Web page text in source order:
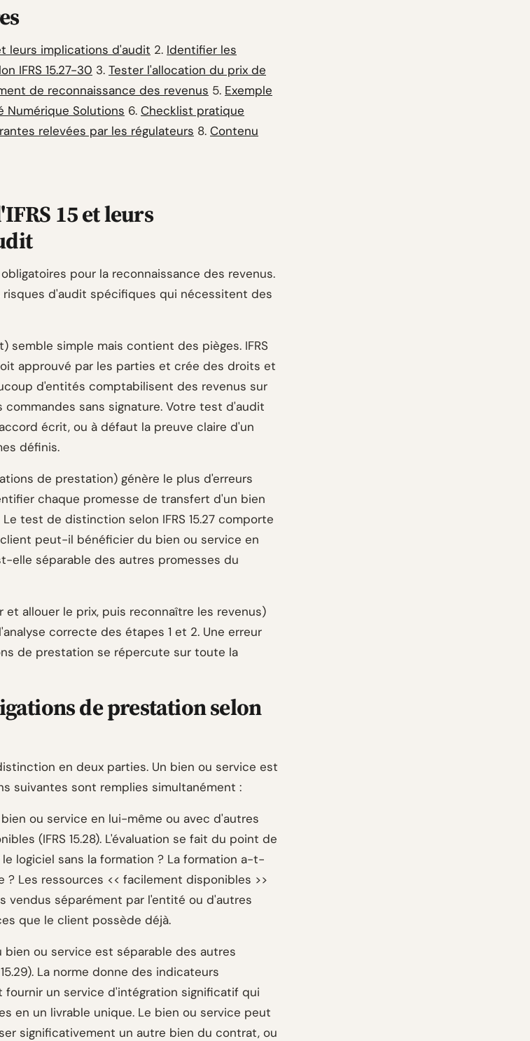
leurs implications d'audit 2. Identifier les
IFRS 15.27-30 3. Tester l'allocation du prix de
de reconnaissance des revenus 5. Exemple
Numérique Solutions 6. Checklist pratique
relevées par les régulateurs 8. Contenu
15 et leurs
pour la reconnaissance des revenus.
d'audit spécifiques qui nécessitent des
semble simple mais contient des pièges. IFRS
approuvé par les parties et crée des droits et
d'entités comptabilisent des revenus sur
sans signature. Votre test d'audit
écrit, ou à défaut la preuve claire d'un
définis.
de prestation) génère le plus d'erreurs
chaque promesse de transfert d'un bien
test de distinction selon IFRS 15.27 comporte
peut-il bénéficier du bien ou service en
elle séparable des autres promesses du
et allouer le prix, puis reconnaître les revenus)
correcte des étapes 1 et 2. Une erreur
de prestation se répercute sur toute la
de prestation selon
en deux parties. Un bien ou service est
suivantes sont remplies simultanément :
ou service en lui-même ou avec d'autres
(IFRS 15.28). L'évaluation se fait du point de
logiciel sans la formation ? La formation a-t-
? Les ressources << facilement disponibles >>
vendus séparément par l'entité ou d'autres
que le client possède déjà.
ou service est séparable des autres
La norme donne des indicateurs
fournir un service d'intégration significatif qui
en un livrable unique. Le bien ou service peut
significativement un autre bien du contrat, ou